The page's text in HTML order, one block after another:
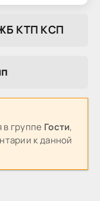
KTП KCП
группе Гости,
к данной